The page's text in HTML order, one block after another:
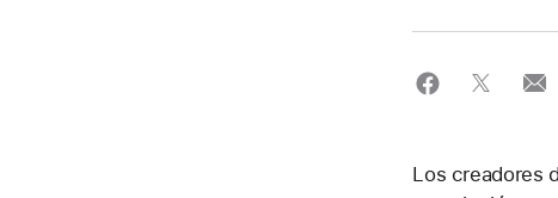
Los creadores